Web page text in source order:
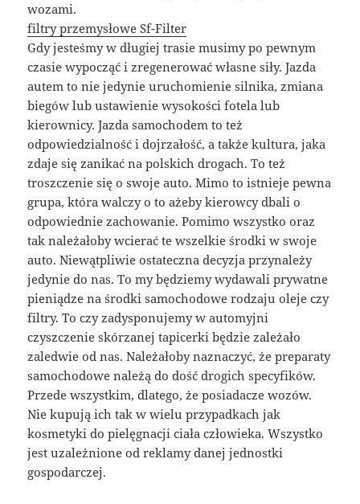
wozami.
filtry przemysłowe Sf-Filter
Gdy jesteśmy w długiej trasie musimy po pewnym
czasie wypocząć i zregenerować własne siły. Jazda
autem to nie jedynie uruchomienie silnika, zmiana
biegów lub ustawienie wysokości fotela lub
kierownicy. Jazda samochodem to też
odpowiedzialność i dojrzałość, a także kultura, jaka
zdaje się zanikać na polskich drogach. To też
troszczenie się o swoje auto. Mimo to istnieje pewna
grupa, która walczy o to ażeby kierowcy dbali o
odpowiednie zachowanie. Pomimo wszystko oraz
tak należałoby wcierać te wszelkie środki w swoje
auto. Niewątpliwie ostateczna decyzja przynależy
jedynie do nas. To my będziemy wydawali prywatne
pieniądze na środki samochodowe rodzaju oleje czy
filtry. To czy zadysponujemy w automyjni
czyszczenie skórzanej tapicerki będzie zależało
zaledwie od nas. Należałoby naznaczyć, że preparaty
samochodowe należą do dość drogich specyfików.
Przede wszystkim, dlatego, że posiadacze wozów.
Nie kupują ich tak w wielu przypadkach jak
kosmetyki do pielęgnacji ciała człowieka. Wszystko
jest uzależnione od reklamy danej jednostki
gospodarczej.